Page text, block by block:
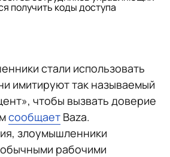
получить коды доступа
стали использовать
имитируют так называемый
чтобы вызвать доверие
сообщает Baza.
злоумышленники
рабочими